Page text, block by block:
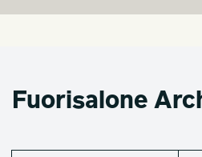
Fuorisalone